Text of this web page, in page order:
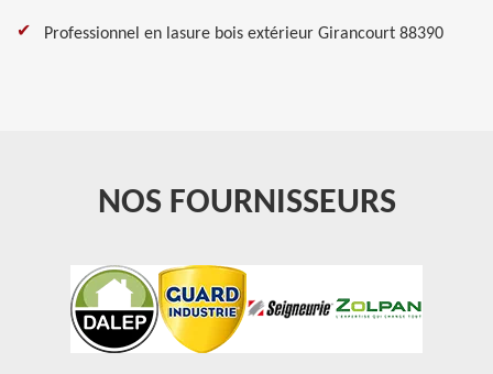
Professionnel en lasure bois extérieur Girancourt 88390
NOS FOURNISSEURS